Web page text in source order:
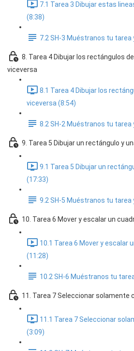
7.1 Tarea 3 Dibujar estas
(8:38)
7.2 SH-3 Muéstranos tu tarea
8. Tarea 4 Dibujar los rectángulos
viceversa
8.1 Tarea 4 Dibujar los
viceversa (8:54)
8.2 SH-2 Muéstranos tu tarea
9. Tarea 5 Dibujar un rectángulo y
9.1 Tarea 5 Dibujar un
(17:33)
9.2 SH-5 Muéstranos tu tarea
10. Tarea 6 Mover y escalar un
10.1 Tarea 6 Mover y escalar
(11:28)
10.2 SH-6 Muéstranos tu
11. Tarea 7 Seleccionar solamente
11.1 Tarea 7 Seleccionar
(3:09)